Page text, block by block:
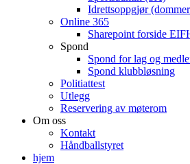
Idrettsoppgjør
Online 365
Sharepoint forside
Spond
Spond for lag og
Spond klubbløsning
Politiattest
Utlegg
Reservering av møterom
Om oss
Kontakt
Håndballstyret
hjem